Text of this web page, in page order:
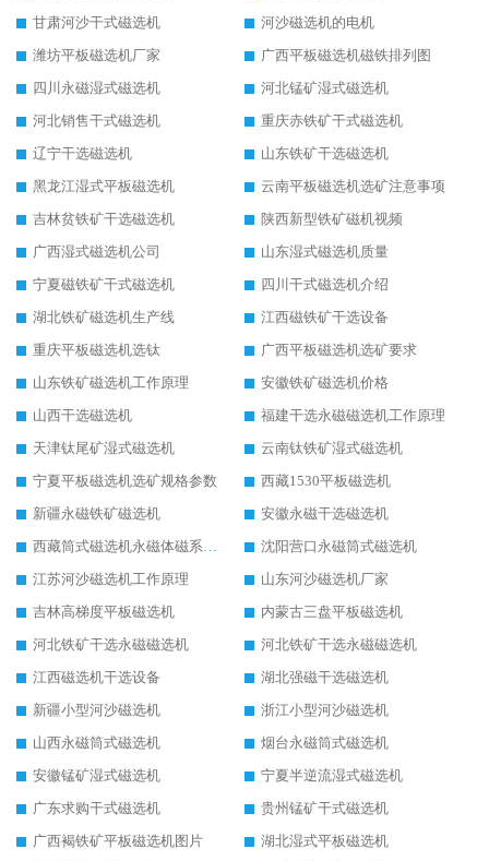
甘肃河沙干式磁选机
河沙磁选机的电机
潍坊平板磁选机厂家
广西平板磁选机磁铁排列图
四川永磁湿式磁选机
河北锰矿湿式磁选机
河北销售干式磁选机
重庆赤铁矿干式磁选机
辽宁干选磁选机
山东铁矿干选磁选机
黑龙江湿式平板磁选机
云南平板磁选机选矿注意事项
吉林贫铁矿干选磁选机
陕西新型铁矿磁机视频
广西湿式磁选机公司
山东湿式磁选机质量
宁夏磁铁矿干式磁选机
四川干式磁选机介绍
湖北铁矿磁选机生产线
江西磁铁矿干选设备
重庆平板磁选机选钛
广西平板磁选机选矿要求
山东铁矿磁选机工作原理
安徽铁矿磁选机价格
山西干选磁选机
福建干选永磁磁选机工作原理
天津钛尾矿湿式磁选机
云南钛铁矿湿式磁选机
宁夏平板磁选机选矿规格参数
西藏1530平板磁选机
新疆永磁铁矿磁选机
安徽永磁干选磁选机
西藏筒式磁选机永磁体磁系设计
沈阳营口永磁筒式磁选机
江苏河沙磁选机工作原理
山东河沙磁选机厂家
吉林高梯度平板磁选机
内蒙古三盘平板磁选机
河北铁矿干选永磁磁选机
河北铁矿干选永磁磁选机
江西磁选机干选设备
湖北强磁干选磁选机
新疆小型河沙磁选机
浙江小型河沙磁选机
山西永磁筒式磁选机
烟台永磁筒式磁选机
安徽锰矿湿式磁选机
宁夏半逆流湿式磁选机
广东求购干式磁选机
贵州锰矿干式磁选机
广西褐铁矿平板磁选机图片
湖北湿式平板磁选机